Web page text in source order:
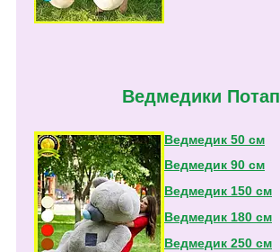
Ведмедики Потап
Ведмедик 50 см
Ведмедик 90 см
Ведмедик 150 см
Ведмедик 180 см
Ведмедик 250 см